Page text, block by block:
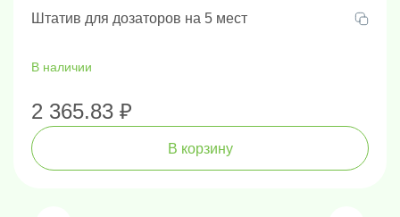
Штатив для дозаторов на 5 мест
В наличии
2 365.83 ₽
В корзину